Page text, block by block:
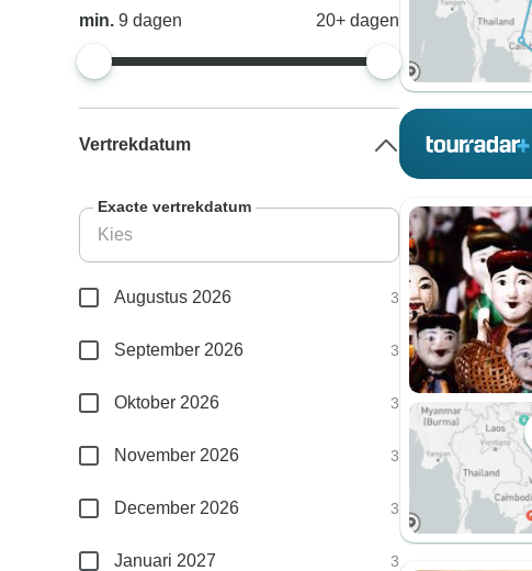
min.9dagen 20+ dagen
Vertrekdatum
Exacte vertrekdatum
Augustus 2026 3
September 2026 3
Oktober 2026 3
November 2026 3
December 2026 3
Januari 2027 3